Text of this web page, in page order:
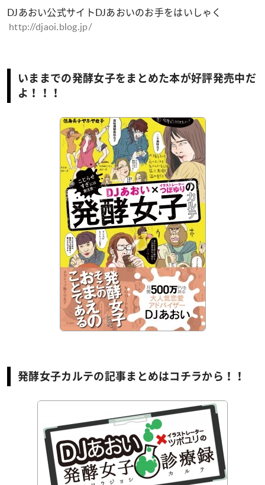
DJあおい公式サイトDJあおいのお手をはいしゃく
http://djaoi.blog.jp/
いままでの発酵女子をまとめた本が好評発売中だ
よ！！！
発酵女子カルテの記事まとめはコチラから！！